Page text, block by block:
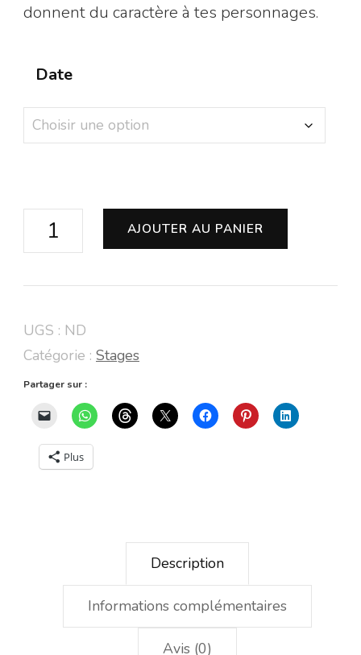
donnent du caractère à tes personnages.
Date
quantité
de
Manga
-
Dessiner
les
cheveux
AJOUTER AU PANIER
UGS : ND
Catégorie : Stages
Partager sur :
Plus
Description
Informations complémentaires
Avis (0)